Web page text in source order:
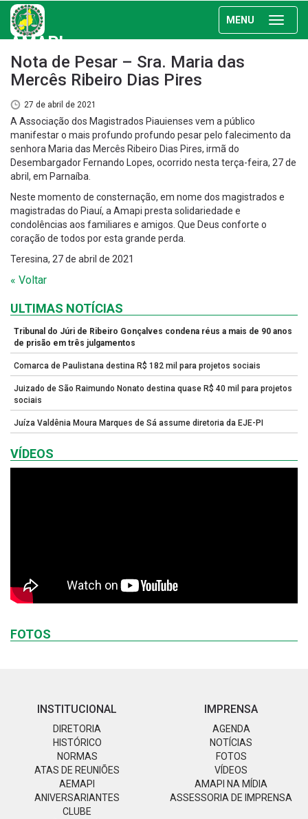
MENU
AMAPI
Nota de Pesar – Sra. Maria das
Mercês Ribeiro Dias Pires
27 de abril de 2021
A Associação dos Magistrados Piauienses vem a público
manifestar o mais profundo profundo pesar pelo falecimento da
senhora Maria das Mercês Ribeiro Dias Pires, irmã do
Desembargador Fernando Lopes, ocorrido nesta terça-feira, 27 de
abril, em Parnaíba.
Neste momento de consternação, em nome dos magistrados e
magistradas do Piauí, a Amapi presta solidariedade e
condolências aos familiares e amigos. Que Deus conforte o
coração de todos por esta grande perda.
Teresina, 27 de abril de 2021
« Voltar
ULTIMAS NOTÍCIAS
Tribunal do Júri de Ribeiro Gonçalves condena réus a mais de 90 anos
de prisão em três julgamentos
Comarca de Paulistana destina R$ 182 mil para projetos sociais
Juizado de São Raimundo Nonato destina quase R$ 40 mil para projetos
sociais
Juíza Valdênia Moura Marques de Sá assume diretoria da EJE-PI
VÍDEOS
FOTOS
INSTITUCIONAL
DIRETORIA
HISTÓRICO
NORMAS
ATAS DE REUNIÕES
AEMAPI
ANIVERSARIANTES
CLUBE
IMPRENSA
AGENDA
NOTÍCIAS
FOTOS
VÍDEOS
AMAPI NA MÍDIA
ASSESSORIA DE IMPRENSA